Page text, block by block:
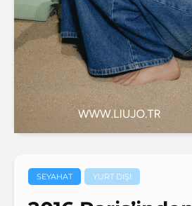
SEYAHAT YURT DIŞI